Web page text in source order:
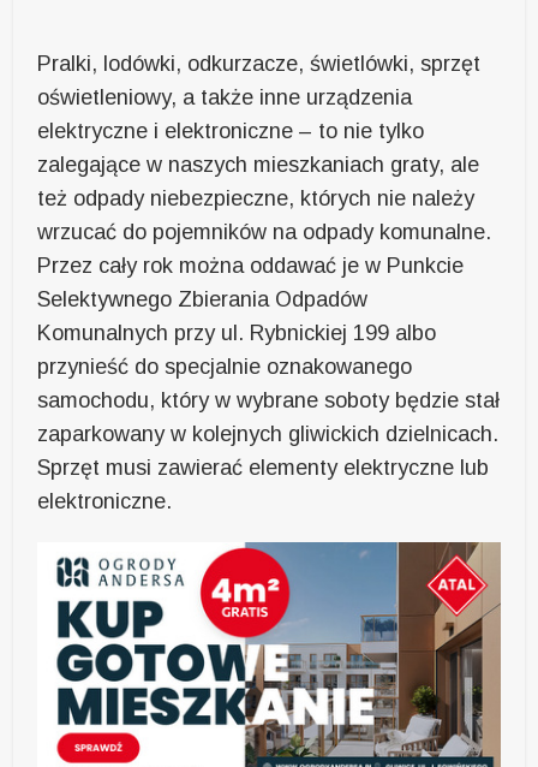
Pralki, lodówki, odkurzacze, świetlówki, sprzęt
oświetleniowy, a także inne urządzenia
elektryczne i elektroniczne – to nie tylko
zalegające w naszych mieszkaniach graty, ale
też odpady niebezpieczne, których nie należy
wrzucać do pojemników na odpady komunalne.
Przez cały rok można oddawać je w Punkcie
Selektywnego Zbierania Odpadów
Komunalnych przy ul. Rybnickiej 199 albo
przynieść do specjalnie oznakowanego
samochodu, który w wybrane soboty będzie stał
zaparkowany w kolejnych gliwickich dzielnicach.
Sprzęt musi zawierać elementy elektryczne lub
elektroniczne.